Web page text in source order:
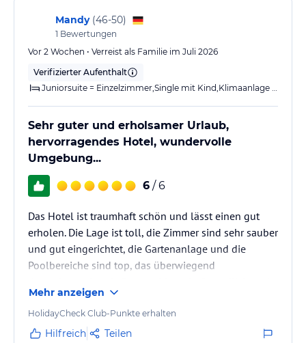
Mandy (46-50)
1 Bewertungen
Vor 2 Wochen • Verreist als Familie im Juli 2026
Verifizierter Aufenthalt
Sehr guter und erholsamer Urlaub,
hervorragendes Hotel, wundervolle
Umgebung...
6 / 6
Das Hotel ist traumhaft schön und lässt einen gut
erholen. Die Lage ist toll, die Zimmer sind sehr sauber
und gut eingerichtet, die Gartenanlage und die
Poolbereiche sind top, das überwiegend
hilfsbereit. Die Animation bietet ein gutes
Abendprogramm an und ist auch tagsüber sehr aktiv,
jedoch nicht aufdringlich.
Mehr anzeigen
HolidayCheck Club-Punkte erhalten
Hilfreich Teilen